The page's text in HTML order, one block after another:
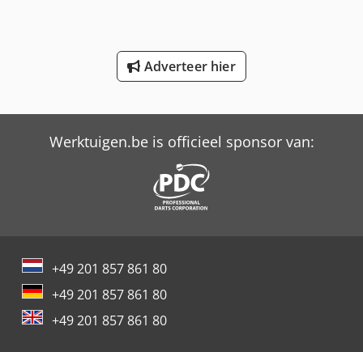
International 824
International 834
International 946
Job-Mann 200-35
Schaffer 6390 T
Schaffer 9380 T
Adverteer hier
Werktuigen.be is officieel sponsor van:
+49 201 857 861 80
+49 201 857 861 80
+49 201 857 861 80